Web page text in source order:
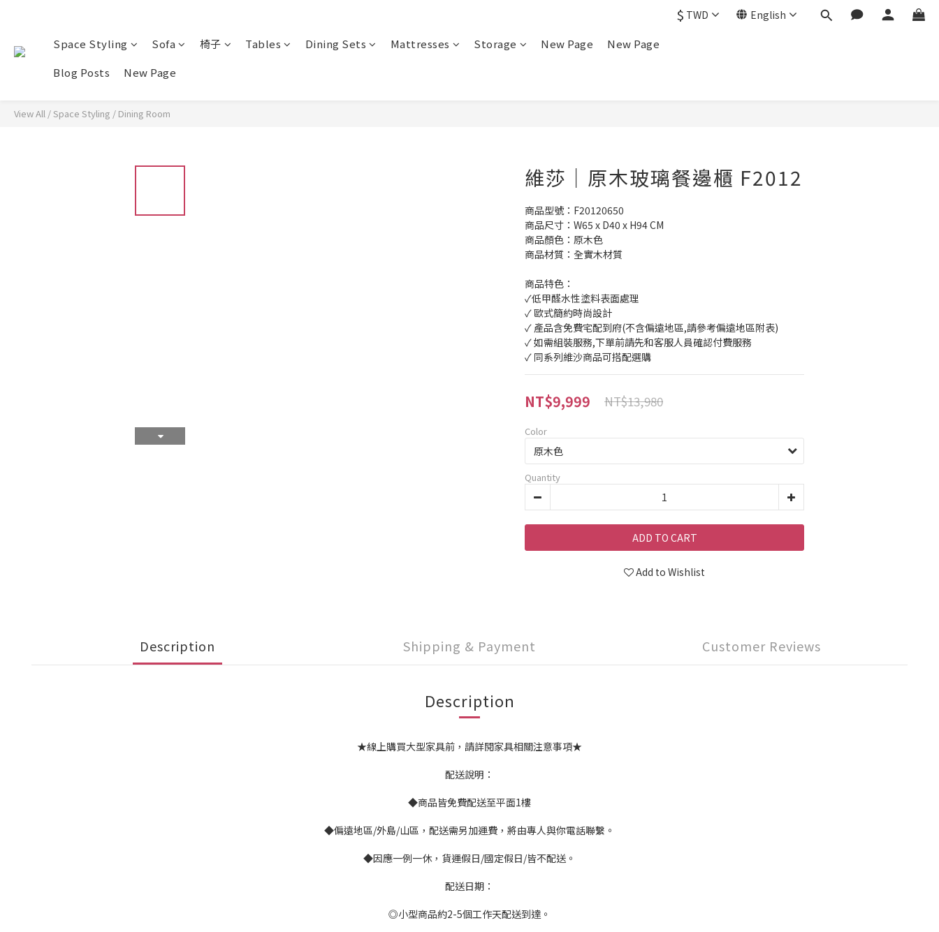
$ TWD English
Space Styling Sofa 椅子 Tables Dining Sets Mattresses Storage New Page
New Page
Blog Posts
New Page
View All /Space Styling / Dining Room
維莎｜原木玻璃餐邊櫃 F2012
商品型號：F20120650
商品尺寸：W65 x D40 x H94 CM
商品顏色：原木色
商品材質：全實木材質
商品特色：
✓低甲醛水性塗料表面處理
✓ 歐式簡約時尚設計
✓ 產品含免費宅配到府(不含偏遠地區,請參考偏遠地區附表)
✓ 如需組裝服務,下單前請先和客服人員確認付費服務
✓ 同系列維沙商品可搭配選購
NT$9,999 NT$13,980
Color
Quantity
ADD TO CART
Add to Wishlist
Description Shipping & Payment Customer Reviews
Description
★線上購買大型家具前，請詳閱家具相關注意事項★
配送說明：
◆商品皆免費配送至平面1樓
◆偏遠地區/外島/山區，配送需另加運費，將由專人與你電話聯繫。
◆因應一例一休，貨運假日/國定假日/皆不配送。
配送日期：
◎小型商品約2-5個工作天配送到達。